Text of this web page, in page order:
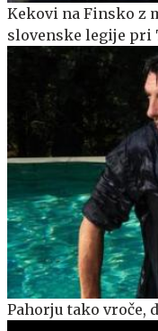
Kekovi na Finsko z
slovenske legije pri
Pahorju tako vroče,